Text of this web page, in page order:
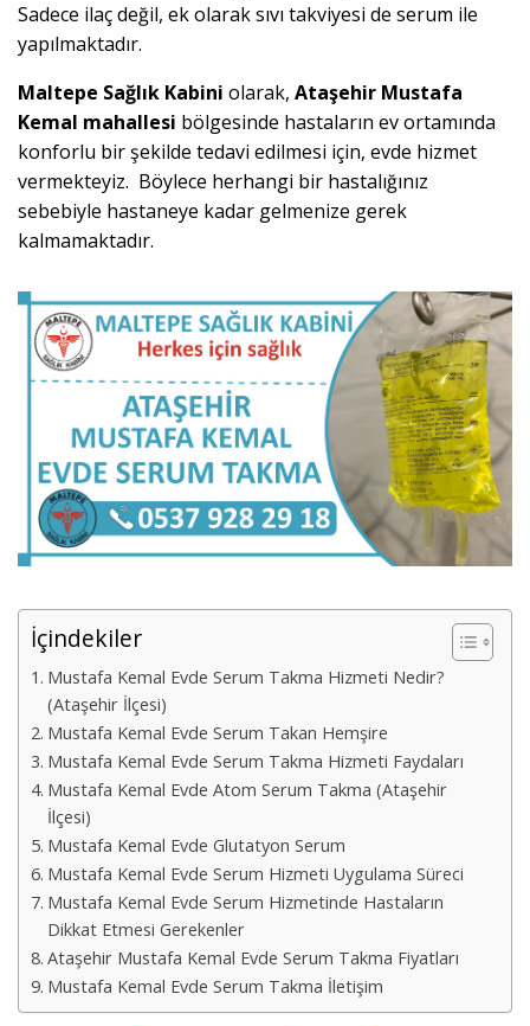
Sadece ilaç değil, ek olarak sıvı takviyesi de serum ile
yapılmaktadır.
Maltepe Sağlık Kabini olarak, Ataşehir Mustafa
Kemal mahallesi bölgesinde hastaların ev ortamında
konforlu bir şekilde tedavi edilmesi için, evde hizmet
vermekteyiz. Böylece herhangi bir hastalığınız
sebebiyle hastaneye kadar gelmenize gerek
kalmamaktadır.
İçindekiler
Mustafa Kemal Evde Serum Takma Hizmeti Nedir?
(Ataşehir İlçesi)
Mustafa Kemal Evde Serum Takan Hemşire
Mustafa Kemal Evde Serum Takma Hizmeti Faydaları
Mustafa Kemal Evde Atom Serum Takma (Ataşehir
İlçesi)
Mustafa Kemal Evde Glutatyon Serum
Mustafa Kemal Evde Serum Hizmeti Uygulama Süreci
Mustafa Kemal Evde Serum Hizmetinde Hastaların
Dikkat Etmesi Gerekenler
Ataşehir Mustafa Kemal Evde Serum Takma Fiyatları
Mustafa Kemal Evde Serum Takma İletişim